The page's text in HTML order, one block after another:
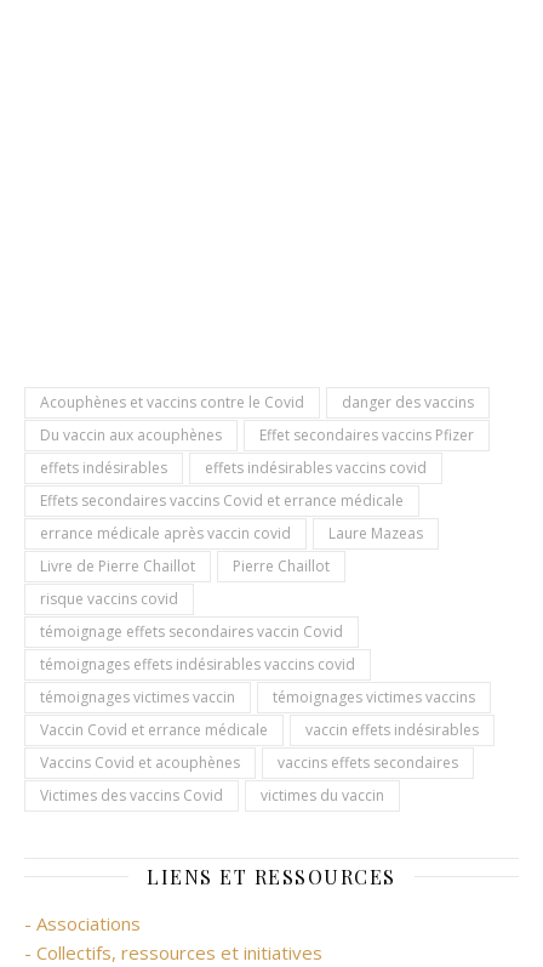
Acouphènes et vaccins contre le Covid
danger des vaccins
Du vaccin aux acouphènes
Effet secondaires vaccins Pfizer
effets indésirables
effets indésirables vaccins covid
Effets secondaires vaccins Covid et errance médicale
errance médicale après vaccin covid
Laure Mazeas
Livre de Pierre Chaillot
Pierre Chaillot
risque vaccins covid
témoignage effets secondaires vaccin Covid
témoignages effets indésirables vaccins covid
témoignages victimes vaccin
témoignages victimes vaccins
Vaccin Covid et errance médicale
vaccin effets indésirables
Vaccins Covid et acouphènes
vaccins effets secondaires
Victimes des vaccins Covid
victimes du vaccin
LIENS ET RESSOURCES
- Associations
- Collectifs, ressources et initiatives